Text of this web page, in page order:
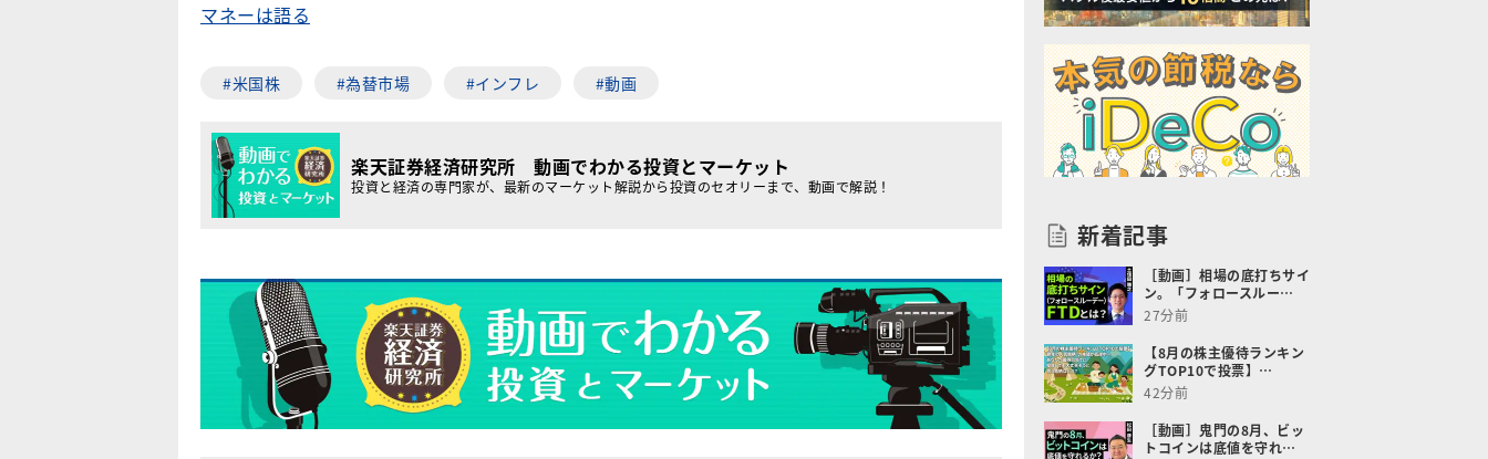
マネーは語る
#米国株 #為替市場 #インフレ #動画
楽天証券経済研究所 動画でわかる投資とマーケット
投資と経済の専門家が、最新のマーケット解説から投資のセオリーまで、動画で解説！
新着記事
［動画］相場の底打ちサイ
ン。「フォロースルー…
27分前
【8月の株主優待ランキン
グTOP10で投票】…
42分前
［動画］鬼門の8月、ビッ
トコインは底値を守れ…